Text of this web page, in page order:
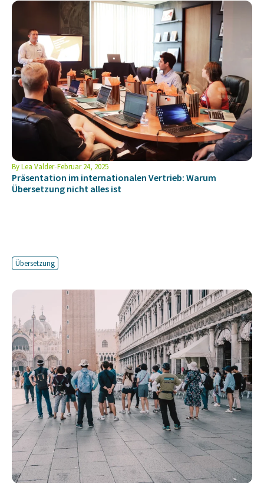
ByLea Valder Februar 24, 2025
Präsentation im internationalen Vertrieb: Warum
Übersetzung nicht alles ist
Übersetzung